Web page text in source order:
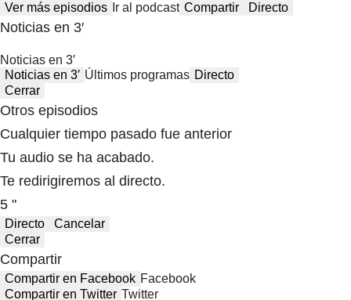
Ver más episodios Ir al podcast Compartir Directo
Noticias en 3′
Noticias en 3′
Noticias en 3′ Últimos programas Directo
Cerrar
Otros episodios
Cualquier tiempo pasado fue anterior
Tu audio se ha acabado.
Te redirigiremos al directo.
5 "
Directo
Cancelar
Cerrar
Compartir
Compartir en Facebook Facebook
Compartir en Twitter Twitter